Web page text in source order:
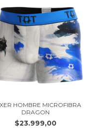
HOMBRE MICROFIBRA
DRAGON
$23.999,00